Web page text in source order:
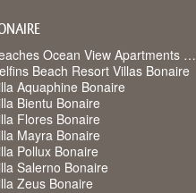
Beaches Ocean View Apartments Bonaire
Beach Resort Villas Bonaire
Aquaphine Bonaire
Bientu Bonaire
Flores Bonaire
Mayra Bonaire
Pollux Bonaire
Salerno Bonaire
Zeus Bonaire